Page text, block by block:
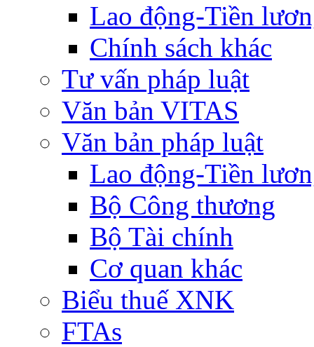
Lao động-Tiền
Chính sách khác
Tư vấn pháp luật
Văn bản VITAS
Văn bản pháp luật
Lao động-Tiền
Bộ Công thương
Bộ Tài chính
Cơ quan khác
Biểu thuế XNK
FTAs